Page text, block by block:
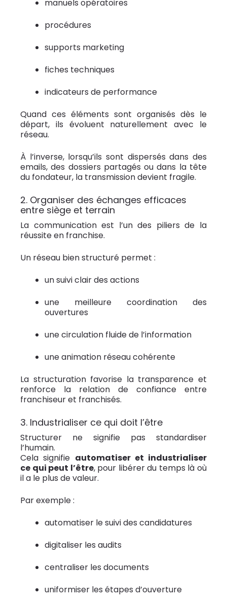
manuels opératoires
procédures
supports marketing
fiches techniques
indicateurs de performance
Quand ces éléments sont organisés dès le
départ, ils évoluent naturellement avec le
réseau.
À l’inverse, lorsqu’ils sont dispersés dans des
emails, des dossiers partagés ou dans la tête
du fondateur, la transmission devient fragile.
2. Organiser des échanges efficaces
entre siège et terrain
La communication est l’un des piliers de la
réussite en franchise.
Un réseau bien structuré permet :
un suivi clair des actions
une meilleure coordination des
ouvertures
une circulation fluide de l’information
une animation réseau cohérente
La structuration favorise la transparence et
renforce la relation de confiance entre
franchiseur et franchisés.
3. Industrialiser ce qui doit l’être
Structurer ne signifie pas standardiser
l’humain.
Cela signifie automatiser et industrialiser
ce qui peut l’être, pour libérer du temps là où
il a le plus de valeur.
Par exemple :
automatiser le suivi des candidatures
digitaliser les audits
centraliser les documents
uniformiser les étapes d’ouverture